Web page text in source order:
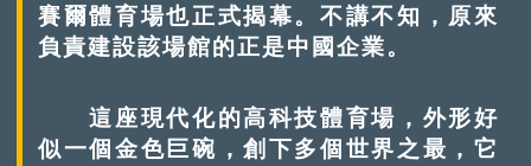
賽爾體育場也正式揭幕。不講不知，原來
負責建設該場館的正是中國企業。
這座現代化的高科技體育場，外形好
似一個金色巨碗，創下多個世界之最，它